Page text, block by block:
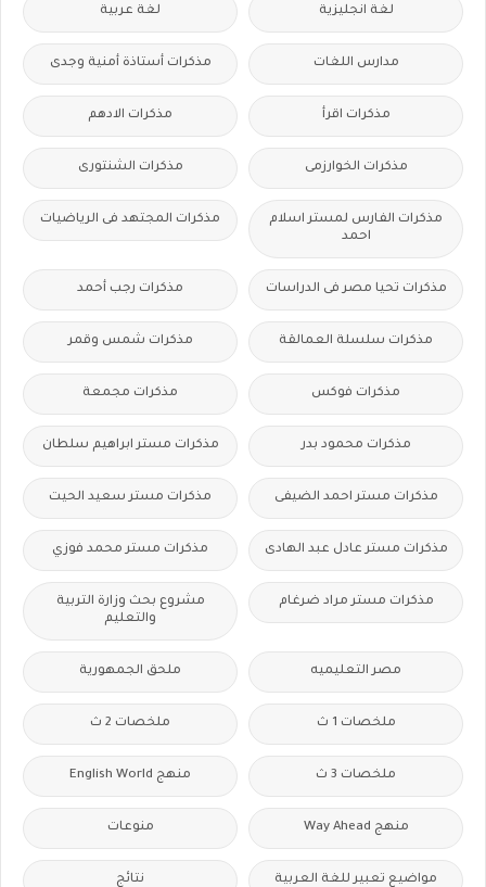
لغة انجليزية لغة عربية
مدارس اللغات مذكرات أستاذة أمنية وجدى
مذكرات اقرأ مذكرات الادهم
مذكرات الخوارزمى مذكرات الشنتورى
مذكرات الفارس لمستر اسلام
احمد
مذكرات المجتهد فى الرياضيات
مذكرات تحيا مصر فى الدراسات مذكرات رجب أحمد
مذكرات سلسلة العمالقة مذكرات شمس وقمر
مذكرات فوكس مذكرات مجمعة
مذكرات محمود بدر مذكرات مستر ابراهيم سلطان
مذكرات مستر احمد الضيفى مذكرات مستر سعيد الحيت
مذكرات مستر عادل عبد الهادى مذكرات مستر محمد فوزي
مذكرات مستر مراد ضرغام
مشروع بحث وزارة التربية
والتعليم
مصر التعليميه ملحق الجمهورية
ملخصات 1 ث ملخصات 2 ث
ملخصات 3 ث منهج English World
منهج Way Ahead منوعات
مواضيع تعبير للغة العربية نتائج